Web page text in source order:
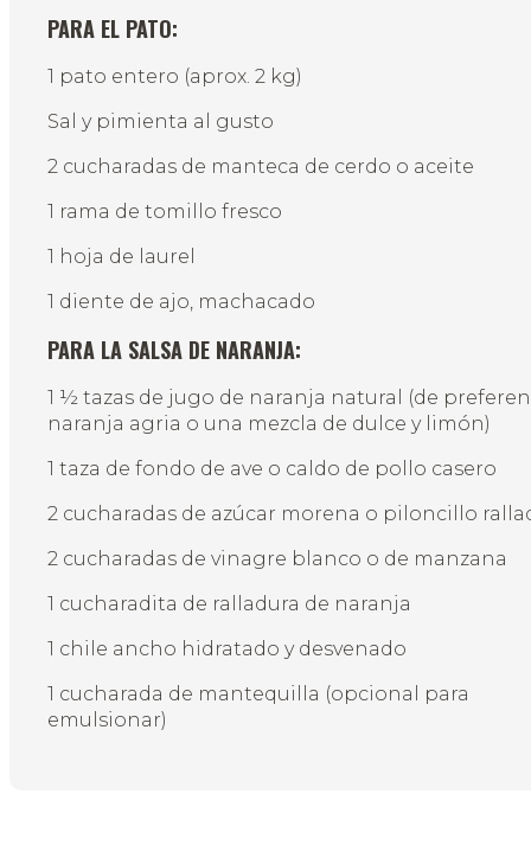
PARA EL PATO:
1 pato entero (aprox. 2 kg)
Sal y pimienta al gusto
2 cucharadas de manteca de cerdo o aceite
1 rama de tomillo fresco
1 hoja de laurel
1 diente de ajo, machacado
PARA LA SALSA DE NARANJA:
1 ½ tazas de jugo de naranja natural (de
naranja agria o una mezcla de dulce y limón)
1 taza de fondo de ave o caldo de pollo casero
2 cucharadas de azúcar morena o piloncillo
2 cucharadas de vinagre blanco o de manzana
1 cucharadita de ralladura de naranja
1 chile ancho hidratado y desvenado
1 cucharada de mantequilla (opcional para
emulsionar)